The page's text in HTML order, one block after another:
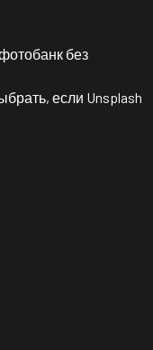
без
если Unsplash